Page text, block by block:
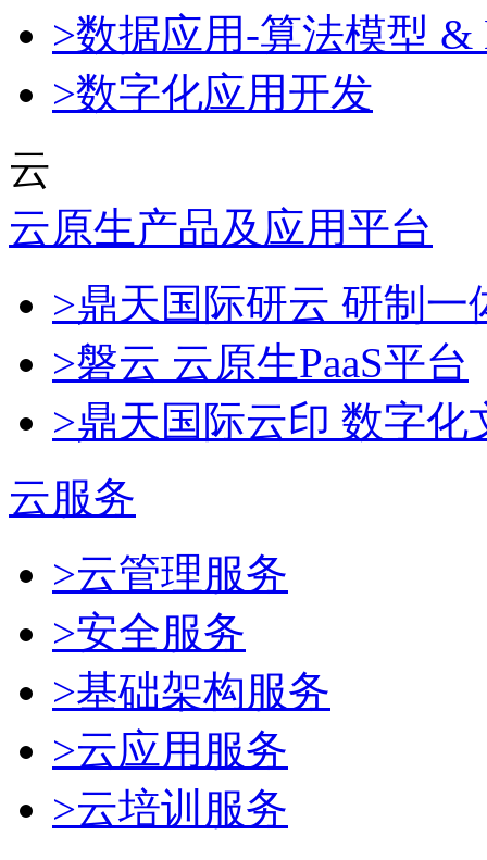
>数据应用-算法模型 &
>数字化应用开发
云
云原生产品及应用平台
>鼎天国际研云 研制
>磐云 云原生PaaS平台
>鼎天国际云印 数字化
云服务
>云管理服务
>安全服务
>基础架构服务
>云应用服务
>云培训服务